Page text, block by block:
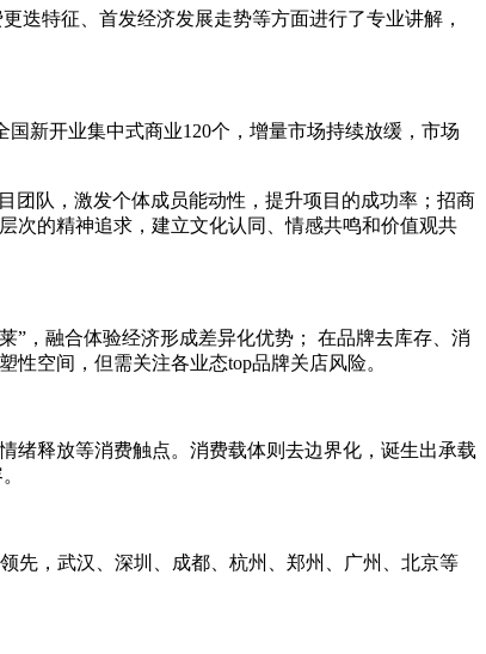
迭特征、首发经济发展走势等方面进行了专业讲解，
新开业集中式商业120个，增量市场持续放缓，市场
团队，激发个体成员能动性，提升项目的成功率；招商
次的精神追求，建立文化认同、情感共鸣和价值观共
”，融合体验经济形成差异化优势； 在品牌去库存、消
空间，但需关注各业态top品牌关店风险。
绪释放等消费触点。消费载体则去边界化，诞生出承载
先，武汉、深圳、成都、杭州、郑州、广州、北京等